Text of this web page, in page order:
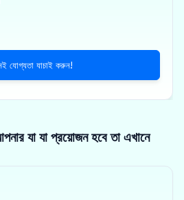
যোগ্যতা যাচাই করুন!
যা যা প্রয়োজন হবে তা এখানে